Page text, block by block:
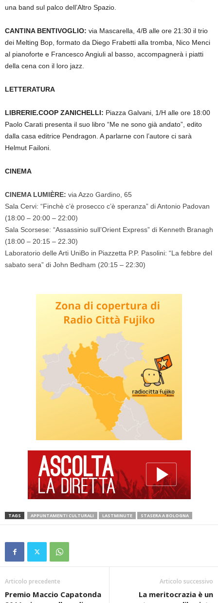
una band sul palco dell’Altro Spazio.
CANTINA BENTIVOGLIO: via Mascarella, 4/B alle ore 21:30 il trio
dei Melting Bop, formato da Diego Frabetti alla tromba, Nico Menci
al pianoforte e Francesco Angiuli al basso, accompagnerà i piatti
della cena con il loro jazz.
LETTERATURA
LIBRERIE.COOP ZANICHELLI: Piazza Galvani, 1/H alle ore 18:00
Paolo Carati presenta il suo libro “Me ne sono già andato”, edito
dalla casa editrice Pendragon. A parlarne con l’autore ci sarà
Helmut Failoni.
CINEMA
CINEMA LUMIÈRE: via Azzo Gardino, 65
Sala Cervi: “Finchè c’è prosecco c’è speranza” di Antonio Padovan
(18:00 – 20:00 – 22:00)
Sala Scorsese: “Assassinio sull’Orient Express” di Kenneth Branagh
(18:00 – 20:15 – 22.30)
Laboratorio delle Arti UniBo in Piazzetta P.P. Pasolini: “La febbre del
sabato sera” di John Bedham (20:15 – 22:30)
TAGS APPUNTAMENTI CULTURALI LASTMINUTE STASERA A BOLOGNA
Articolo precedente
Premio Maccio Capatonda
Articolo successivo
La meritocrazia è un